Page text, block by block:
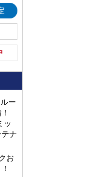
ー
ッ
ナ
お